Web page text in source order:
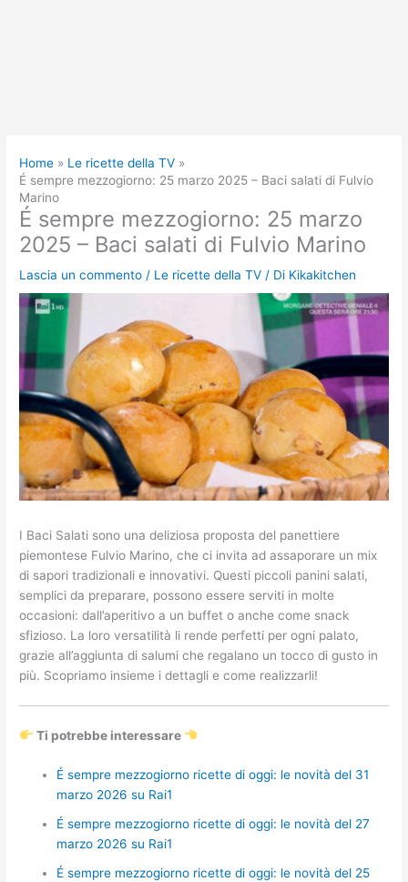
Home
Le ricette della TV
É sempre mezzogiorno: 25 marzo 2025 – Baci salati di Fulvio
Marino
É sempre mezzogiorno: 25 marzo
2025 – Baci salati di Fulvio Marino
Lascia un commento / Le ricette della TV / Di Kikakitchen
I Baci Salati sono una deliziosa proposta del panettiere
piemontese Fulvio Marino, che ci invita ad assaporare un mix
di sapori tradizionali e innovativi. Questi piccoli panini salati,
semplici da preparare, possono essere serviti in molte
occasioni: dall’aperitivo a un buffet o anche come snack
sfizioso. La loro versatilità li rende perfetti per ogni palato,
grazie all’aggiunta di salumi che regalano un tocco di gusto in
più. Scopriamo insieme i dettagli e come realizzarli!
Ti potrebbe interessare
É sempre mezzogiorno ricette di oggi: le novità del 31
marzo 2026 su Rai1
É sempre mezzogiorno ricette di oggi: le novità del 27
marzo 2026 su Rai1
É sempre mezzogiorno ricette di oggi: le novità del 25